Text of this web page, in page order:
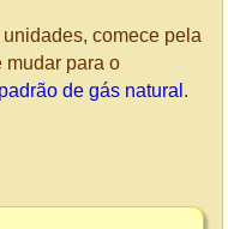
comece pela
mudar para o
de gás natural .